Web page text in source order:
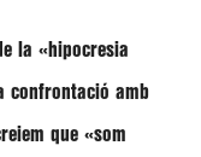
la «hipocresia
confrontació amb
que «som